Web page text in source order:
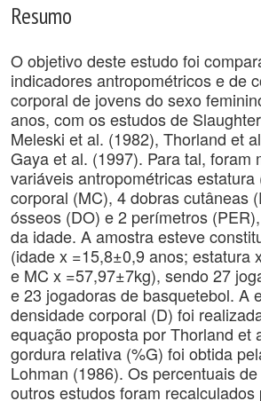
Resumo
O objetivo deste estudo foi
indicadores antropométricos e de
corporal de jovens do sexo
anos, com os estudos de
Meleski et al. (1982), Thorland et
Gaya et al. (1997). Para tal, foram
variáveis antropométricas estatura
corporal (MC), 4 dobras cutâneas
ósseos (DO) e 2 perímetros
da idade. A amostra esteve
(idade x =15,8±0,9 anos; estatura
e MC x =57,97±7kg), sendo 27
e 23 jogadoras de basquetebol. A
densidade corporal (D) foi
equação proposta por Thorland et
gordura relativa (%G) foi obtida
Lohman (1986). Os percentuais
outros estudos foram